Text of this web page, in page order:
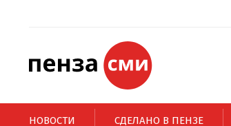
НОВОСТИ СДЕЛАНО В ПЕНЗЕ